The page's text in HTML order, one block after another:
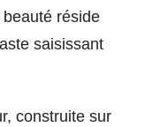
réside
saisissant
construite sur